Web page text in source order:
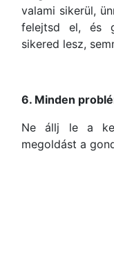
valami sikerül,
felejtsd el, és
sikered lesz,
6. Minden
Ne állj le a
megoldást a